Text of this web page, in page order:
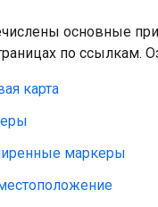
основные
по
карта
маркеры